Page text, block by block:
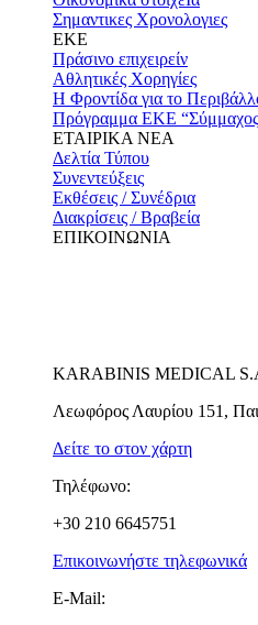
Σημαντικες Χρονολογιες
ΕΚΕ
Πράσινο επιχειρείν
Αθλητικές Χορηγίες
Η Φροντίδα για το
Πρόγραμμα ΕΚΕ
ΕΤΑΙΡΙΚΑ ΝΕΑ
Δελτία Τύπου
Συνεντεύξεις
Εκθέσεις / Συνέδρια
Διακρίσεις / Βραβεία
ΕΠΙΚΟΙΝΩΝΙΑ
KARABINIS MEDICAL
Λεωφόρος Λαυρίου 151,
Δείτε το στον χάρτη
Τηλέφωνο:
+30 210 6645751
Επικοινωνήστε τηλεφωνικά
E-Mail: